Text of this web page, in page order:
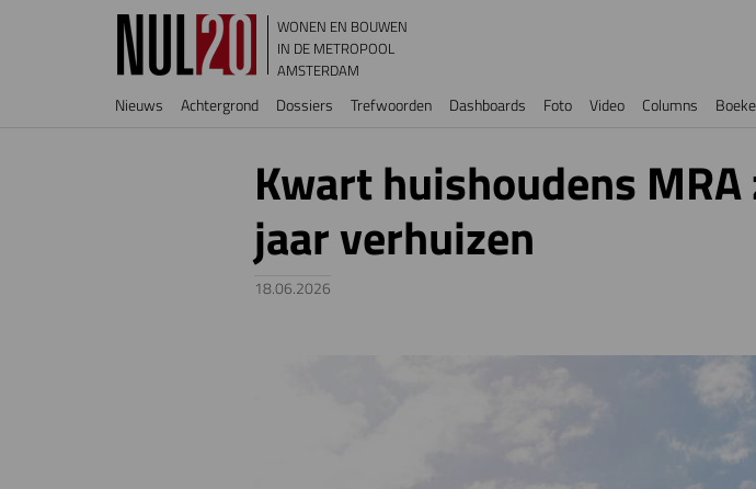
Overslaan en naar de inhoud gaan
WONEN EN BOUWEN
IN DE METROPOOL
AMSTERDAM
Hoofdnavigatie
Nieuws Achtergrond Dossiers Trefwoorden Dashboards Foto Video Columns
Kwart huishoudens
jaar verhuizen
18.06.2026